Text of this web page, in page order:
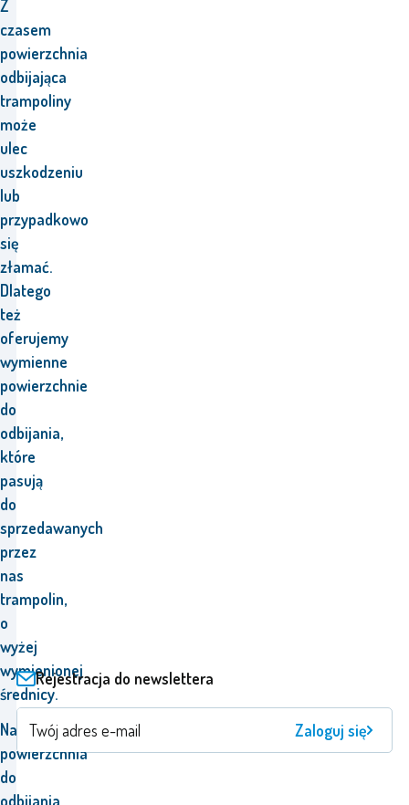
Z
czasem
powierzchnia
odbijająca
trampoliny
może
ulec
uszkodzeniu
lub
przypadkowo
się
złamać.
Dlatego
też
oferujemy
wymienne
powierzchnie
do
odbijania,
które
pasują
do
sprzedawanych
przez
nas
trampolin,
o
wyżej
wymienionej
średnicy.
Nasza
powierzchnia
do
odbijania
Rejestracja do newslettera
Zaloguj się